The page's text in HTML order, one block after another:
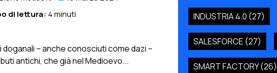
di lettura: 4 minuti
doganali – anche conosciuti come dazi –
antichi, che già nel Medioevo...
INDUSTRIA 4.0 (27)
SALESFORCE (27)
SMART FACTORY(26)